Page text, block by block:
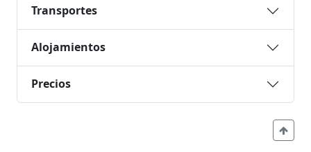
Transportes
Alojamientos
Precios